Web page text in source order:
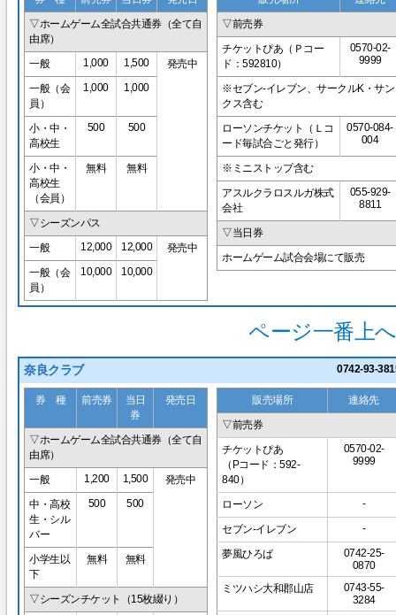
▽ホームゲーム全試合共通券（全て自
由席）
一般
1,000 1,500
発売中
一般（会
員）
1,000 1,000
小・中・
高校生
500 500
小・中・
高校生
（会員）
無料 無料
▽シーズンパス
一般
12,000 12,000
発売中
一般（会
員）
10,000 10,000
▽前売券
チケットぴあ（Ｐコー
ド：592810）
0570-02-
9999
※セブン-イレブン、サークルK・サン
クス含む
ローソンチケット（Ｌコ
ード毎試合ごと発行）
0570-084-
004
※ミニストップ含む
アスルクラロスルガ株式
会社
055-929-
8811
▽当日券
ホームゲーム試合会場にて販売
ページ一番上
奈良クラブ 0742-93-
券 種 前売券
当日
券
発売日
▽ホームゲーム全試合共通券（全て自
由席）
一般
1,200 1,500
発売中
中・高校
生・シル
バー
500 500
小学生以
下
無料 無料
▽シーズンチケット（15枚綴り）
販売場所
連絡先
▽前売券
チケットぴあ
（Pコード：592-
840）
0570-02-
9999
ローソン -
セブン-イレブン -
夢風ひろば
0742-25-
0870
ミツハシ大和郡山店
0743-55-
3284